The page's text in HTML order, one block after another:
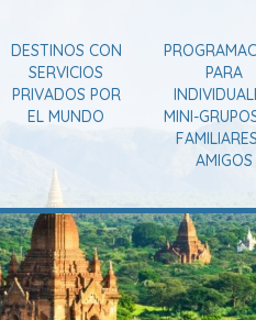
DESTINOS CON
SERVICIOS
PRIVADOS POR
EL MUNDO
PARA
MINI-
AMIGOS